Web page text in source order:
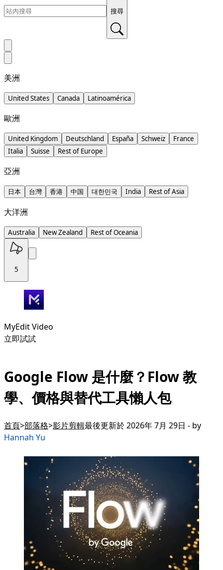
搜尋
美洲
United States Canada Latinoamérica
歐洲
United Kingdom Deutschland España Schweiz
France
Italia
Suisse Rest of Europe
亞洲
日本 台灣 香港 中国 대한민국 India Rest of Asia
大洋洲
Australia New Zealand Rest of Oceania
5
MyEdit Video
立即試試
Google Flow 是什麼？Flow 教
學、價格與替代工具懶人包
首頁 部落格 影片剪輯最後更新於 2026年 7月 29日 - by
Hannah Yu